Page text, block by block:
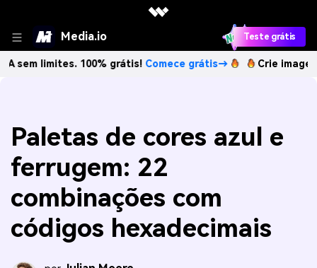
Media.io Teste grátis
100% grátis!Comece grátis→ Crie imagens com
Paletas de cores azul e
ferrugem: 22
combinações com
códigos hexadecimais